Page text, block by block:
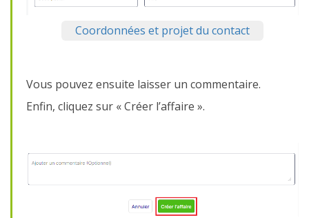
Coordonnées et projet du contact
Vous pouvez ensuite laisser un commentaire.
Enfin, cliquez sur « Créer l’affaire ».